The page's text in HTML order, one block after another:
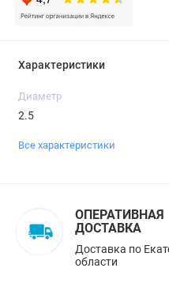
Характеристики
Диаметр
2.5
Все характеристики
ОПЕРАТИВНАЯ
ДОСТАВКА
Доставка по
области